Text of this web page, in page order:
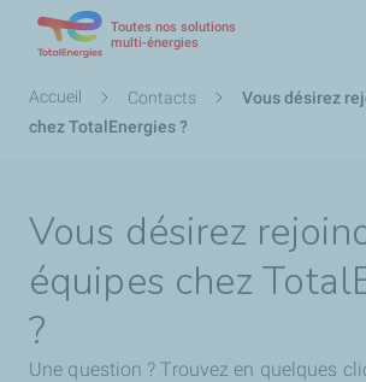
contenu
Toutes nos solutions
multi-énergies
Fil
d'Ariane
Accueil Contacts
Vous désirez
chez TotalEnergies ?
Vous désirez
équipes chez
?
Une question ? Trouvez en quelques